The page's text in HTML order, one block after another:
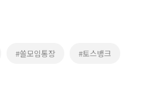
#쏠모임통장 #토스뱅크